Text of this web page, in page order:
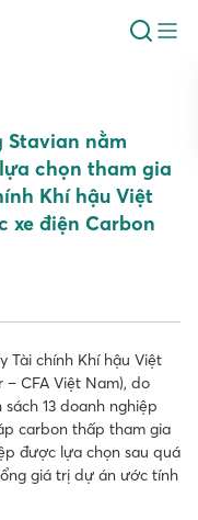
Stavian nằm
chọn tham gia
Khí hậu Việt
xe điện Carbon
Tài chính Khí hậu Việt
– CFA Việt Nam), do
13 doanh nghiệp
carbon thấp tham gia
được lựa chọn sau quá
giá trị dự án ước tính